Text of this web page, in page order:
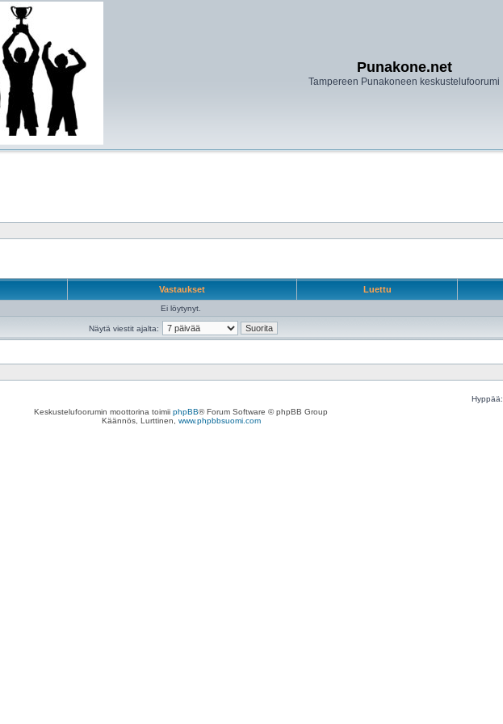
Punakone.net
Tampereen Punakoneen keskustelufoorumi
Vastaukset Luettu
Ei löytynyt.
Näytä viestit ajalta:
Hyppää:
Keskustelufoorumin moottorina toimii phpBB® Forum Software © phpBB Group
Käännös, Lurttinen, www.phpbbsuomi.com